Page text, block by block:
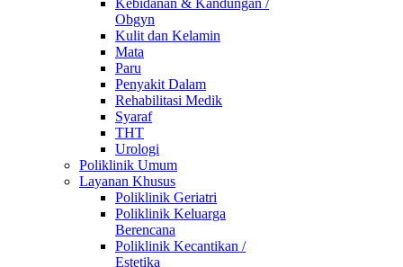
Obgyn
Kulit dan Kelamin
Mata
Paru
Penyakit Dalam
Rehabilitasi Medik
Syaraf
THT
Urologi
Poliklinik Umum
Layanan Khusus
Poliklinik Geriatri
Poliklinik Keluarga
Berencana
Poliklinik Kecantikan /
Estetika